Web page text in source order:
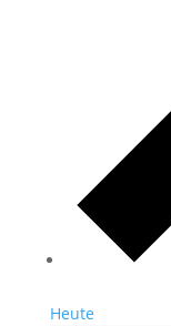
Heute